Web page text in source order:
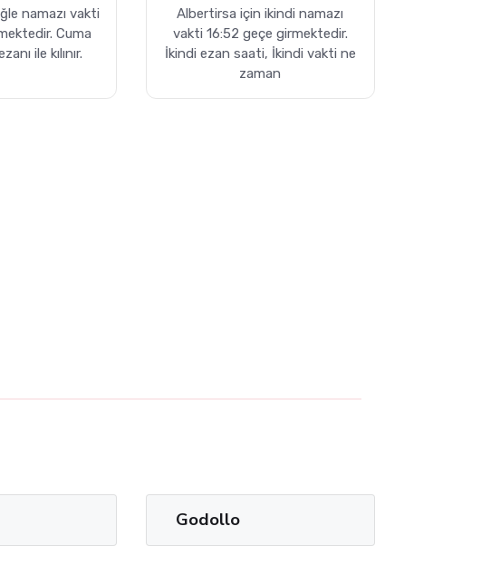
namazı vakti
Cuma
ile kılınır.
Albertirsa için ikindi namazı
vakti 16:52 geçe girmektedir.
İkindi ezan saati, İkindi vakti ne
zaman
Godollo